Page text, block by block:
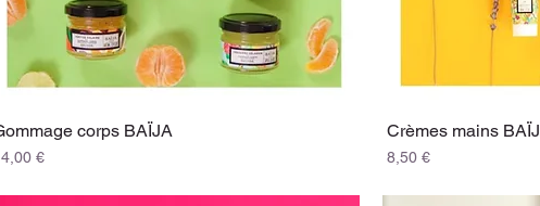
corps BAÏJA
€
Crèmes mains
Prix
8,50 €